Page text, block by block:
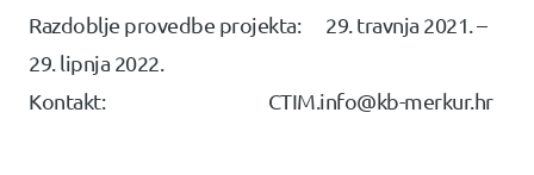
Razdoblje provedbe projekta: 29. travnja 2021. –
29. lipnja 2022.
Kontakt: CTIM.info@kb-merkur.hr